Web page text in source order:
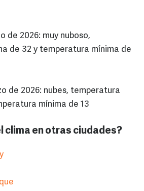
de 2026: muy nuboso,
de 32 y temperatura mínima de
de 2026: nubes, temperatura
mínima de 13
clima en otras ciudades?